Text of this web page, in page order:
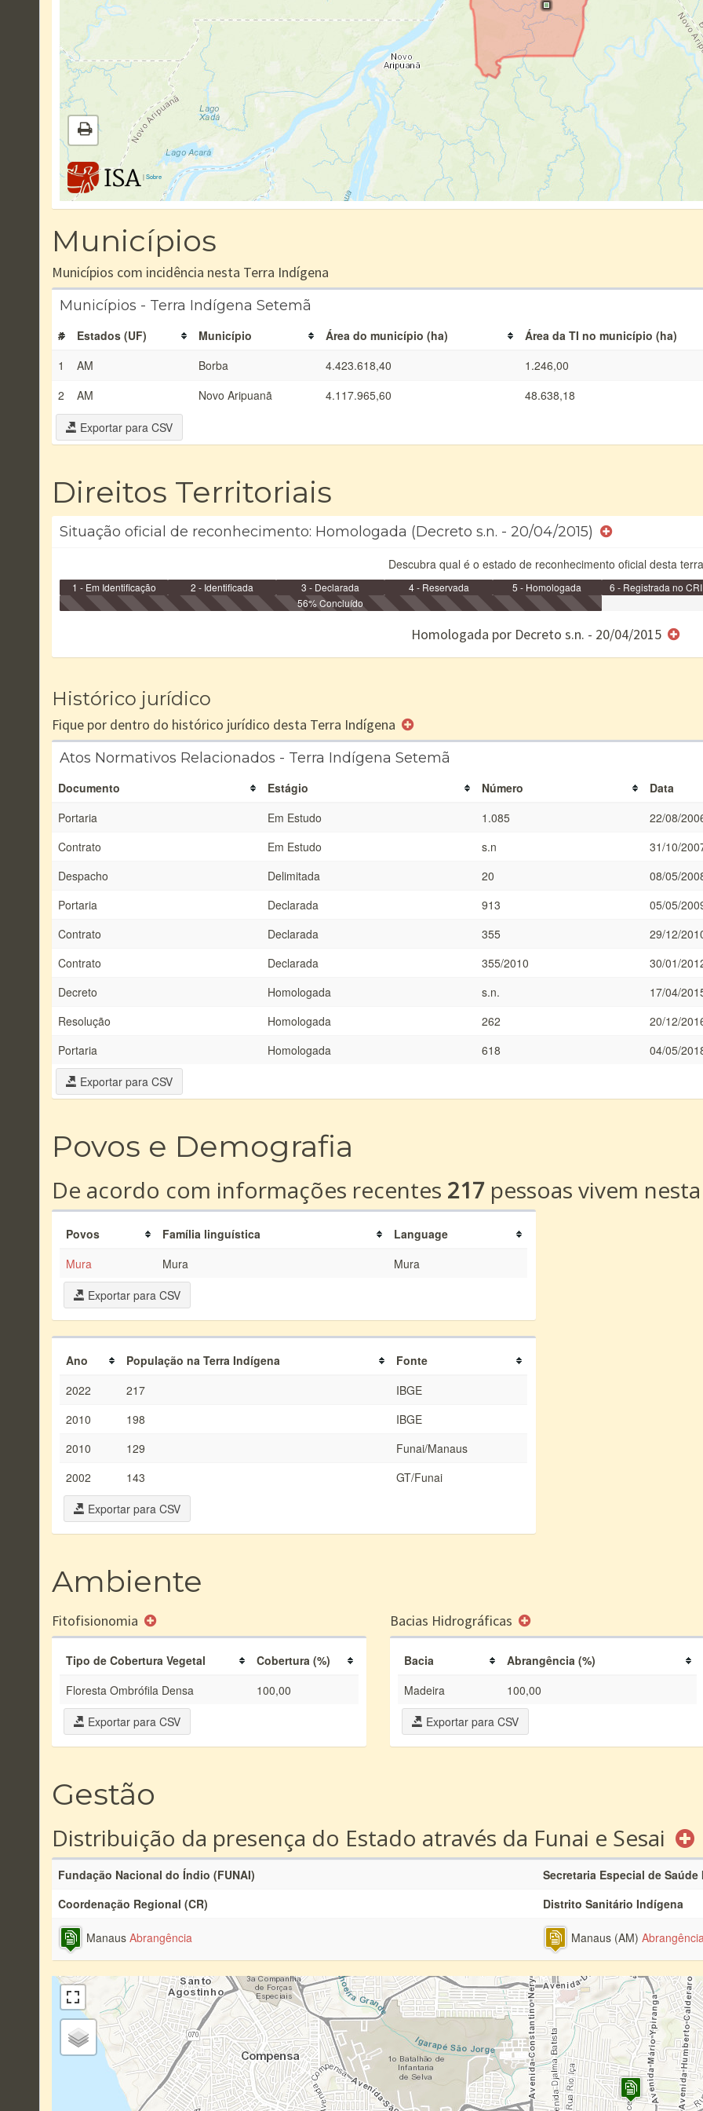
|Sobre
Municípios
Municípios com incidência nesta Terra Indígena
Municípios - Terra Indígena Setemã
# Estados (UF) Município Área do município (ha)
Área da TI no município (ha)
1
AM Borba 4.423.618,40
1.246,00
2
AM Novo Aripuanã 4.117.965,60 48.638,18
Exportar para CSV
Direitos Territoriais
Situação oficial de reconhecimento: Homologada (Decreto s.n. - 20/04/2015)
Descubra qual é o estado de reconhecimento oficial desta
1 - Em Identificação 2 - Identificada 3 - Declarada 4 - Reservada 5 - Homologada
6 - Registrada no CRI
56% Concluído
Homologada por Decreto s.n. - 20/04/2015
Histórico jurídico
Fique por dentro do histórico jurídico desta Terra Indígena
Atos Normativos Relacionados - Terra Indígena Setemã
Documento Estágio Número
Data
Portaria
Em Estudo 1.085
22/08/
Contrato
Em Estudo s.n
31/10/
Despacho
Delimitada 20
08/05/
Portaria
Declarada 913
05/05/
Contrato
Declarada 355
29/12/
Contrato
Declarada 355/2010
30/01/
Decreto
Homologada s.n.
17/04/
Resolução
Homologada 262
20/12/
Portaria
Homologada 618
04/05/
Exportar para CSV
Povos e Demografia
De acordo com informações recentes 217 pessoas vivem
Povos Família linguística
Language
Mura
Mura
Mura
Exportar para CSV
Ano População na Terra Indígena
Fonte
2022
217
IBGE
2010
198
IBGE
2010
129
Funai/Manaus
2002
143
GT/Funai
Exportar para CSV
Ambiente
Fitofisionomia
Tipo de Cobertura Vegetal
Cobertura (%)
Floresta Ombrófila Densa
100,00
Exportar para CSV
Bacias Hidrográficas
Bacia
Abrangência (%)
Madeira
100,00
Exportar para CSV
Gestão
Distribuição da presença do Estado através da Funai e Sesai
Fundação Nacional do Índio (FUNAI)
Secretaria Especial de
Coordenação Regional (CR)
Distrito Sanitário Indígena
Manaus Abrangência Manaus (AM)